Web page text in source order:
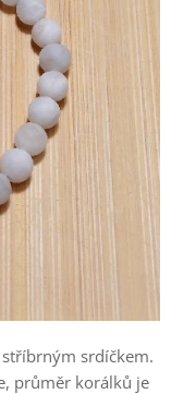
srdíčkem.
průměr korálků je